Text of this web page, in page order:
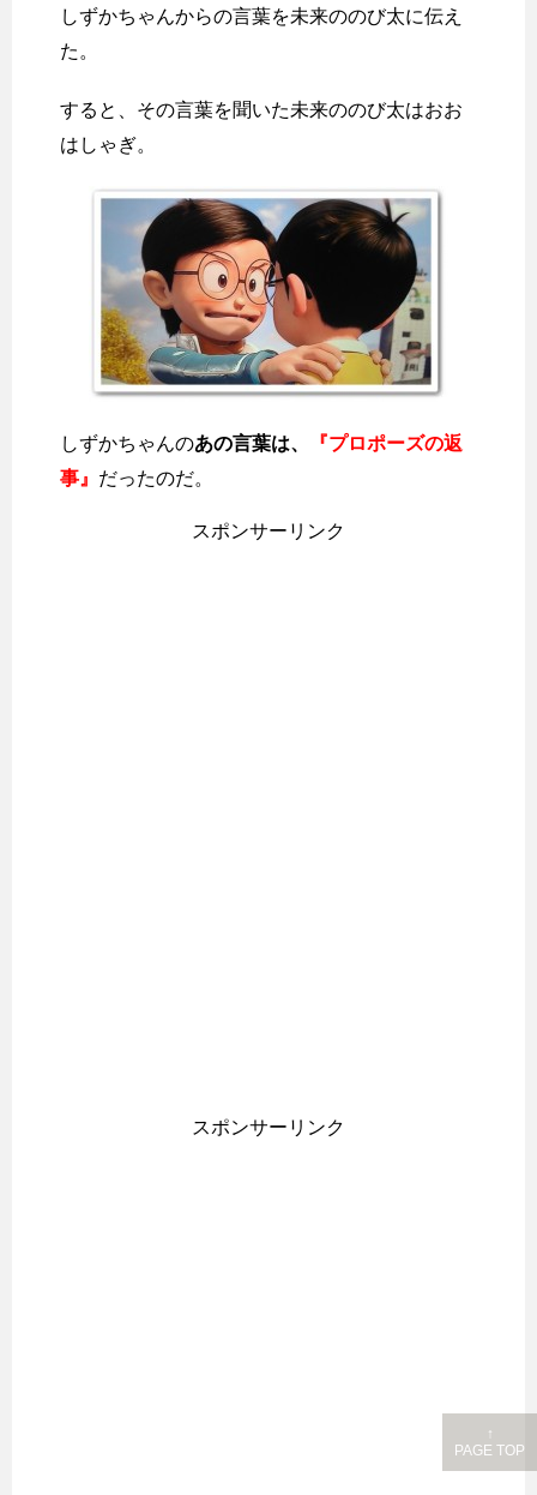
しずかちゃんからの言葉を未来ののび太に伝え
た。
すると、その言葉を聞いた未来ののび太はおお
はしゃぎ。
しずかちゃんのあの言葉は、
『プロポーズの返
事』 だったのだ。
スポンサーリンク
スポンサーリンク
↑
PAGE TOP